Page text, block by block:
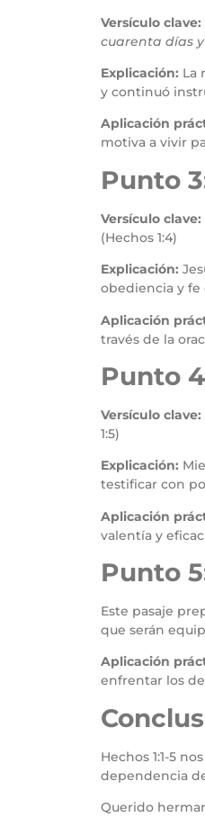
Versículo clave:
cuarenta días
Explicación: La
y continuó
Aplicación
motiva a vivir
Punto
Versículo clave:
(Hechos 1:4)
Explicación:
obediencia y fe
Aplicación
través de la
Punto
Versículo clave:
1:5)
Explicación:
testificar con
Aplicación
valentía y
Punto
Este pasaje
que serán
Aplicación
enfrentar los
Hechos 1:1-5
dependencia
Querido